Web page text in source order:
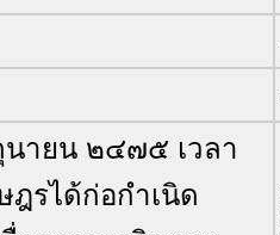
ายน ๒๔๗๕ เวลา
ฎรได้ก่อกำเนิด